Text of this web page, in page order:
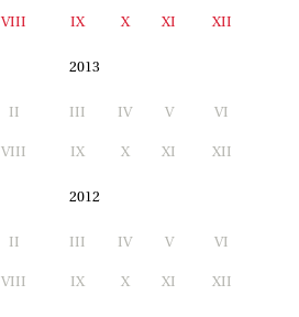
VIII IX X XI XII
2013
II III IV V VI
VIII IX X XI XII
2012
II III IV V VI
VIII IX X XI XII